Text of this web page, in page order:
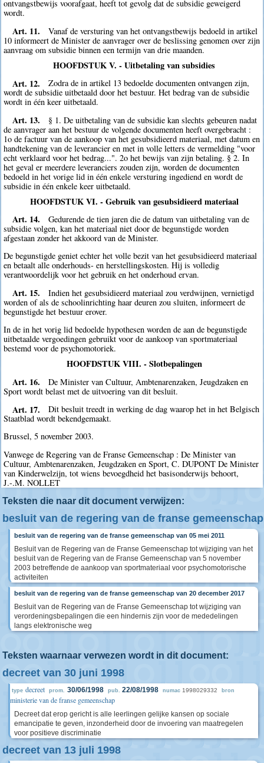
ontvangstbewijs voorafgaat, heeft tot gevolg dat de subsidie geweigerd
wordt.
Art. 11.
Vanaf de versturing van het ontvangstbewijs bedoeld in artikel
10 informeert de Minister de aanvrager over de beslissing genomen over zijn
aanvraag om subsidie binnen een termijn van drie maanden.
HOOFDSTUK V. - Uitbetaling van subsidies
Art. 12.
Zodra de in artikel 13 bedoelde documenten ontvangen zijn,
wordt de subsidie uitbetaald door het bestuur. Het bedrag van de subsidie
wordt in één keer uitbetaald.
Art. 13.
§ 1. De uitbetaling van de subsidie kan slechts gebeuren nadat
de aanvrager aan het bestuur de volgende documenten heeft overgebracht :
1o de factuur van de aankoop van het gesubsidieerd materiaal, met datum en
handtekening van de leverancier en met in volle letters de vermelding "voor
echt verklaard voor het bedrag...". 2o het bewijs van zijn betaling. § 2. In
het geval er meerdere leveranciers zouden zijn, worden de documenten
bedoeld in het vorige lid in één enkele versturing ingediend en wordt de
subsidie in één enkele keer uitbetaald.
HOOFDSTUK VI. - Gebruik van gesubsidieerd materiaal
Art. 14.
Gedurende de tien jaren die de datum van uitbetaling van de
subsidie volgen, kan het materiaal niet door de begunstigde worden
afgestaan zonder het akkoord van de Minister.
De begunstigde geniet echter het volle bezit van het gesubsidieerd materiaal
en betaalt alle onderhouds- en herstellingskosten. Hij is volledig
verantwoordelijk voor het gebruik en het onderhoud ervan.
Art. 15.
Indien het gesubsidieerd materiaal zou verdwijnen, vernietigd
worden of als de schoolinrichting haar deuren zou sluiten, informeert de
begunstigde het bestuur erover.
In de in het vorig lid bedoelde hypothesen worden de aan de begunstigde
uitbetaalde vergoedingen gebruikt voor de aankoop van sportmateriaal
bestemd voor de psychomotoriek.
HOOFDSTUK VIII. - Slotbepalingen
Art. 16.
De Minister van Cultuur, Ambtenarenzaken, Jeugdzaken en
Sport wordt belast met de uitvoering van dit besluit.
Art. 17.
Dit besluit treedt in werking de dag waarop het in het Belgisch
Staatblad wordt bekendgemaakt.
Brussel, 5 november 2003.
Vanwege de Regering van de Franse Gemeenschap : De Minister van
Cultuur, Ambtenarenzaken, Jeugdzaken en Sport, C. DUPONT De Minister
van Kinderwelzijn, tot wiens bevoegdheid het basisonderwijs behoort,
J.-.M. NOLLET
Teksten die naar dit document verwijzen:
besluit van de regering van de franse gemeenschap
besluit van de regering van de franse gemeenschap van 05 mei 2011
Besluit van de Regering van de Franse Gemeenschap tot wijziging van het
besluit van de Regering van de Franse Gemeenschap van 5 november
2003 betreffende de aankoop van sportmateriaal voor psychomotorische
activiteiten
besluit van de regering van de franse gemeenschap van 20 december 2017
Besluit van de Regering van de Franse Gemeenschap tot wijziging van
verordeningsbepalingen die een hindernis zijn voor de mededelingen
langs elektronische weg
Teksten waarnaar verwezen wordt in dit document:
decreet van 30 juni 1998
type decreet prom. 30/06/1998 pub. 22/08/1998 numac 1998029332 bron
ministerie van de franse gemeenschap
Decreet dat erop gericht is alle leerlingen gelijke kansen op sociale
emancipatie te geven, inzonderheid door de invoering van maatregelen
voor positieve discriminatie
decreet van 13 juli 1998